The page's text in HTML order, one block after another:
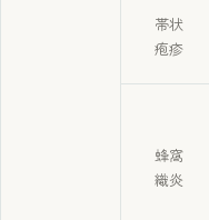
帯状
疱疹
蜂窩
織炎